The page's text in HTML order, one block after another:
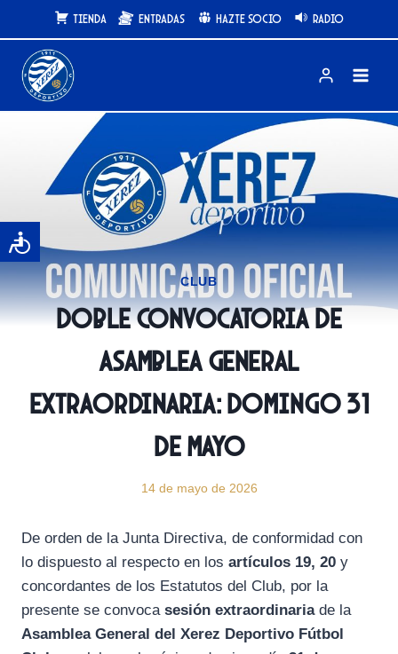
al
contenido
Tienda Entradas Hazte Socio Radio
CLUB
Doble convocatoria de
Asamblea General
Extraordinaria: Domingo 31
de mayo
14 de mayo de 2026
De orden de la Junta Directiva, de conformidad con
lo dispuesto al respecto en los artículos 19, 20 y
concordantes de los Estatutos del Club, por la
presente se convoca sesión extraordinariade la
Asamblea General del Xerez Deportivo Fútbol